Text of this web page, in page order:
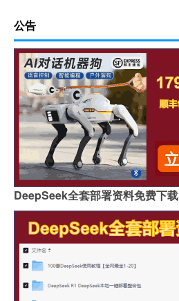
公告
DeepSeek全套部署资料免费下载